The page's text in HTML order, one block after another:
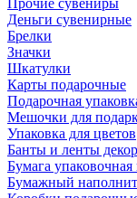
Прочие сувениры
Деньги сувенирные
Брелки
Значки
Шкатулки
Карты подарочные
Подарочная
Мешочки для
Упаковка для цветов
Банты и ленты
Бумага упаковочная
Бумажный